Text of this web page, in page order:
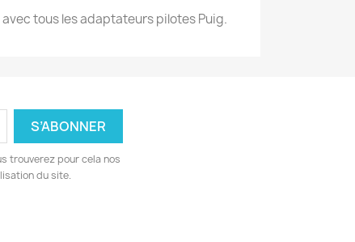
tous les adaptateurs pilotes Puig.
trouverez pour cela nos
du site.